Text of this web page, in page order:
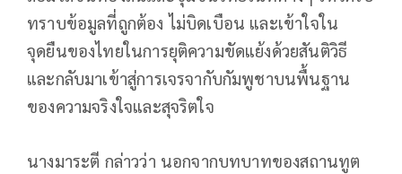
ทราบข้อมูลที่ถูกต้อง ไม่บิดเบือน และเข้าใจใน
จุดยืนของไทยในการยุติความขัดแย้งด้วยสันติวิธี
และกลับมาเข้าสู่การเจรจากับกัมพูชาบนพื้นฐาน
ของความจริงใจและสุจริตใจ
นางมาระตี กล่าวว่า นอกจากบทบาทของสถานทูต